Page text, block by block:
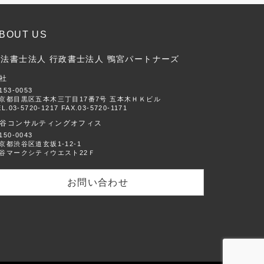
US
書士法人 行政書士法人 鴨宮パートナーズ
0053
都目黒区五本木三丁目17番7号 五本木ＨＫビル
5720-1217 FAX.03-5720-1171
コンサルティングオフィス
0043
都渋谷区道玄坂1-12-1
マークシティウエスト22Ｆ
お問い合わせ